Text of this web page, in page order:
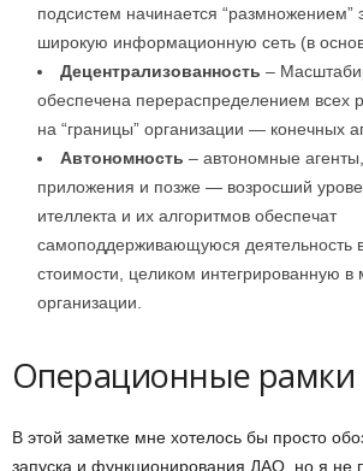
подсистем начинается “размножением”
широкую информационную сеть (в
Децентрализованность –
обеспечена перераспределением всех
на “границы” организации — конечных
Автономность – автономные
приложения и позже — возросший
ителлекта и их алгоритмов обеспечат
самоподдерживающуюся деятельность
стоимости, целиком интегрированную в
организации.
Операционные
В этой заметке мне хотелось бы просто
запуска и функционирования ДАО, но я не